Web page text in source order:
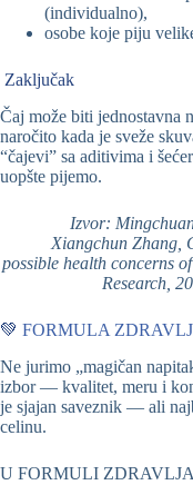
(individualno),
osobe koje piju
Zaključak
Čaj može biti jednostavna
naročito kada je sveže
“čajevi” sa aditivima i
uopšte pijemo.
Izvor:
Xiangchun Zhang,
possible health concerns
Research,
💚 FORMULA
Ne jurimo „magičan
izbor — kvalitet, meru i
je sjajan saveznik — ali
celinu.
U FORMULI